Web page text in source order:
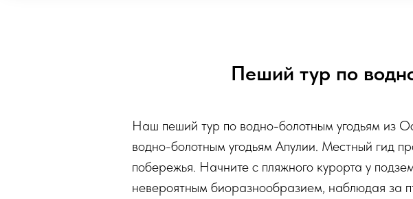
Пеший тур по
Наш пеший тур по водно-болотным угодьям из
водно-болотным угодьям Апулии. Местный гид
побережья. Начните с пляжного курорта у
невероятным биоразнообразием, наблюдая за